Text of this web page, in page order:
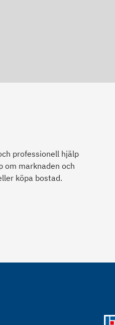
professionell hjälp
om marknaden och
köpa bostad.